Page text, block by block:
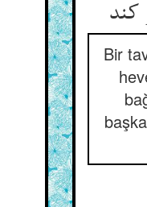
کند
Bir